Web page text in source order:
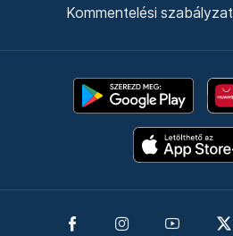
Kommentelési szabályzat